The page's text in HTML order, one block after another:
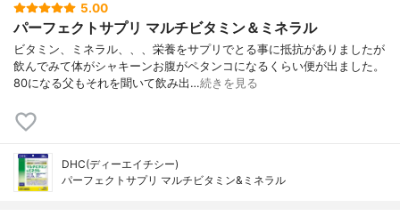
5.00
パーフェクトサプリ マルチビタミン＆ミネラル
ビタミン、ミネラル、、、栄養をサプリでとる事に抵抗がありましたが
飲んでみて体がシャキーンお腹がペタンコになるくらい便が出ました。
80になる父もそれを聞いて飲み出…続きを見る
DHC(ディーエイチシー)
パーフェクトサプリ マルチビタミン&ミネラル